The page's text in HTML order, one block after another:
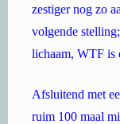
zestiger nog zo
volgende
lichaam, WTF is
Afsluitend met
ruim 100 maal